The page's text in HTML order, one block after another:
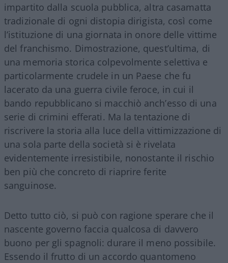
impartito dalla scuola pubblica, altra casamatta
tradizionale di ogni distopia dirigista, così come
l’istituzione di una giornata in onore delle vittime
del franchismo. Dimostrazione, quest’ultima, di
una memoria storica colpevolmente selettiva e
particolarmente crudele in un Paese che fu
lacerato da una guerra civile feroce, in cui il
bando repubblicano si macchiò anch’esso di una
serie di crimini efferati. Ma la tentazione di
riscrivere la storia alla luce della vittimizzazione di
una sola parte della società si è rivelata
evidentemente irresistibile, nonostante il rischio
ben più che concreto di riaprire ferite
sanguinose.
Detto tutto ciò, si può con ragione sperare che il
nascente governo faccia qualcosa di davvero
buono per gli spagnoli: durare il meno possibile.
Essendo il frutto di un accordo quantomeno